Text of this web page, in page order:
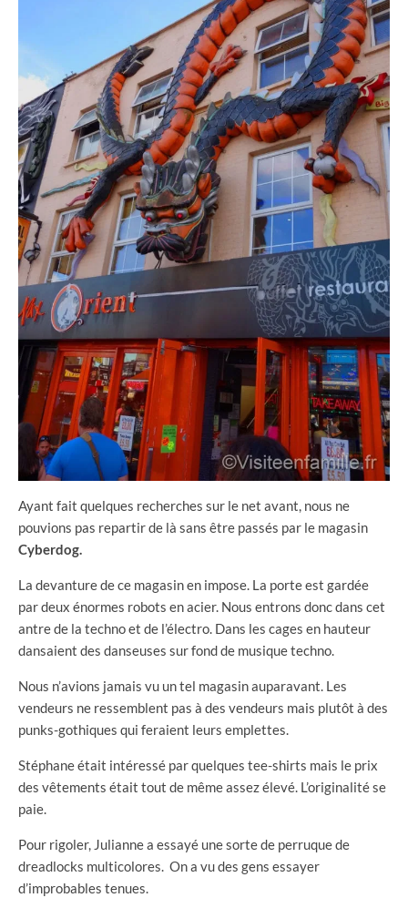
Ayant fait quelques recherches sur le net avant, nous ne
pouvions pas repartir de là sans être passés par le magasin
Cyberdog.
La devanture de ce magasin en impose. La porte est gardée
par deux énormes robots en acier. Nous entrons donc dans cet
antre de la techno et de l’électro. Dans les cages en hauteur
dansaient des danseuses sur fond de musique techno.
Nous n’avions jamais vu un tel magasin auparavant. Les
vendeurs ne ressemblent pas à des vendeurs mais plutôt à des
punks-gothiques qui feraient leurs emplettes.
Stéphane était intéressé par quelques tee-shirts mais le prix
des vêtements était tout de même assez élevé. L’originalité se
paie.
Pour rigoler, Julianne a essayé une sorte de perruque de
dreadlocks multicolores. On a vu des gens essayer
d’improbables tenues.